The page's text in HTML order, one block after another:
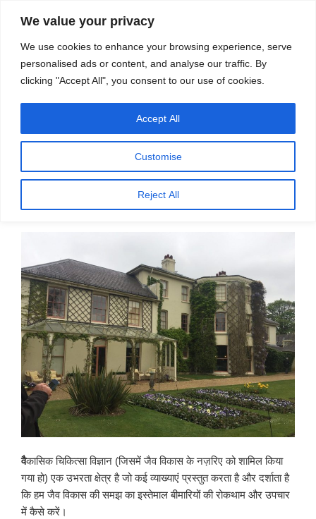
We value your privacy
We use cookies to enhance your browsing experience, serve
personalised ads or content, and analyse our traffic. By
clicking "Accept All", you consent to our use of cookies.
Customise
Reject All
Accept All
स्रोत
मेनू
अगस्त 2, 2023पर
प्रकाशित
गया
जैव विकास के प्रति जागरूक चिकित्सा विज्ञान – 1 –
डॉ. राघवेंद्र गडग्कर
वैकासिक चिकित्सा विज्ञान (जिसमें जैव विकास के नज़रिए को शामिल किया
गया हो) एक उभरता क्षेत्र है जो कई व्याख्याएं प्रस्तुत करता है और दर्शाता है
कि हम जैव विकास की समझ का इस्तेमाल बीमारियों की रोकथाम और उपचार
में कैसे करें।